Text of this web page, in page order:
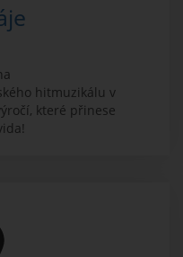
hitmuzikálu v
které přinese